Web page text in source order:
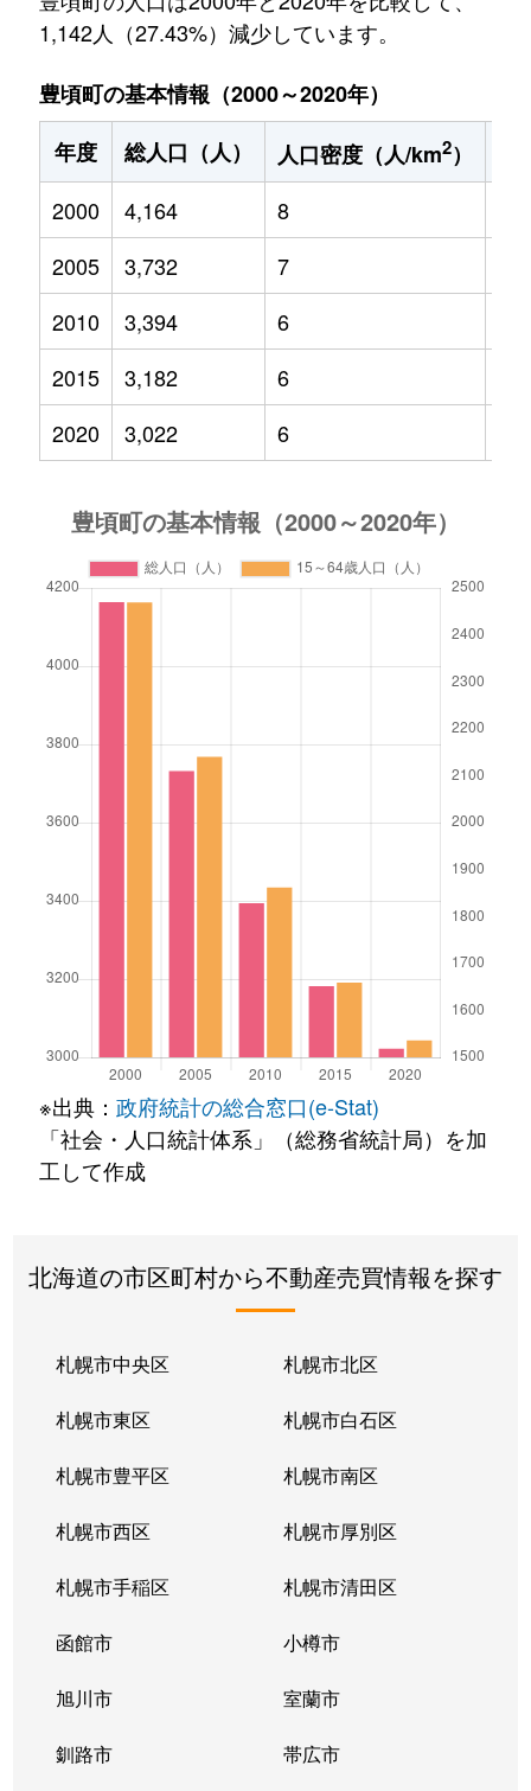
1,142人（27.43%）減少しています。
豊頃町の基本情報（2000～2020年）
年度
総人口（人） 人口密度（人/km2）
2000
4,164 8
2005
3,732 7
2010
3,394 6
2015
3,182 6
2020
3,022 6
※出典： 政府統計の総合窓口(e-Stat)
「社会・人口統計体系」（総務省統計局）を加
工して作成
北海道の市区町村から不動産売買情報を探す
札幌市中央区 札幌市北区
札幌市東区 札幌市白石区
札幌市豊平区 札幌市南区
札幌市西区 札幌市厚別区
札幌市手稲区 札幌市清田区
函館市 小樽市
旭川市 室蘭市
釧路市 帯広市